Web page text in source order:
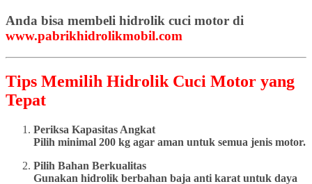
Anda bisa membeli hidrolik cuci motor di
www.pabrikhidrolikmobil.com
Tips Memilih Hidrolik Cuci Motor yang
Tepat
Periksa Kapasitas Angkat
Pilih minimal 200 kg agar aman untuk semua jenis motor.
Pilih Bahan Berkualitas
Gunakan hidrolik berbahan baja anti karat untuk daya